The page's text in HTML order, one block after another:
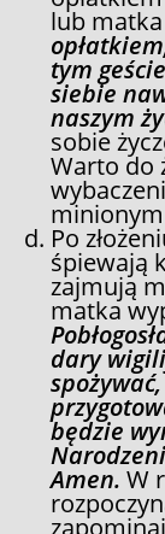
lub
tym
siebie
naszym
sobie
Warto do
minionym
Po
śpiewają
zajmują
matka
dary
będzie
Amen. W